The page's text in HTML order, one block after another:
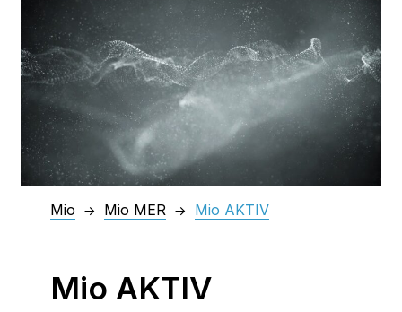
Mio Mio MER Mio AKTIV
Mio AKTIV